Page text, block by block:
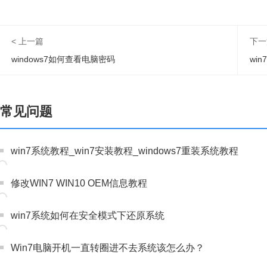
< 上一篇
windows7如何查看电脑密码
下
常见问题
win7系统教程_win7安装教程_windows7重装系统教程
修改WIN7 WIN10 OEM信息教程
win7系统如何在安全模式下还原系统
Win7电脑开机一直转圈进不去系统该怎么办？